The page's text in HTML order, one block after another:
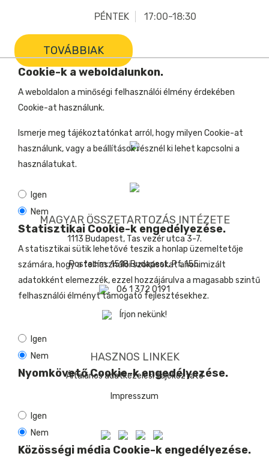
PÉNTEK 17:00-18:30
TOVÁBBIAK
MAGYAR ÖSSZETARTOZÁS INTÉZETE
1113 Budapest, Tas vezér utca 3-7.
Postacím: 1518 Budapest, Pf. 155.
06 1 372 0191
Írjon nekünk!
HASZNOS LINKEK
Általános adatkezelési tájékoztató
Impresszum
Cookie-k a weboldalunkon.
A weboldalon a minőségi felhasználói élmény érdekében
Cookie-at használunk.
Ismerje meg tájékoztatónkat arról, hogy milyen Cookie-at
használunk, vagy a beállítások résznél ki lehet kapcsolni a
használatukat.
Igen
Nem
Statisztikai Cookie-k engedélyezése.
A statisztikai sütik lehetővé teszik a honlap üzemeltetője
számára, hogy a felhasználói szokásokat anonimizált
adatokként elemezzék, ezzel hozzájárulva a magasabb szintű
felhasználói élményt támogató fejlesztésekhez.
Igen
Nem
Nyomkövető Cookie-k engedélyezése.
Igen
Nem
Közösségi média Cookie-k engedélyezése.